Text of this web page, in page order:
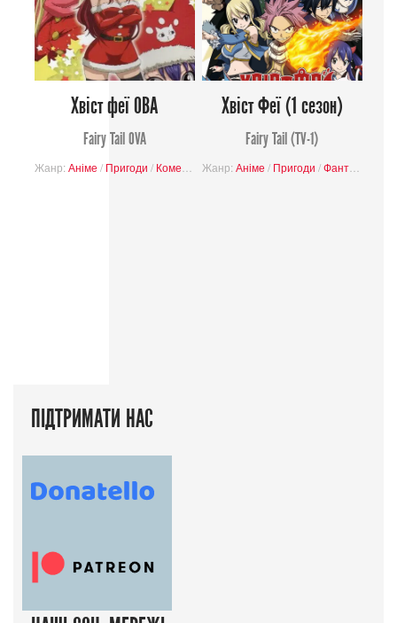
Хвіст феї ОВА
Fairy Tail OVA
Жанр: Аніме / Пригоди / Комедія
Хвіст Феї (1 cезон)
Fairy Tail (TV-1)
Жанр: Аніме / Пригоди /Фантастика
ПІДТРИМАТИ НАС